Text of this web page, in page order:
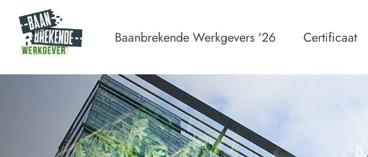
Baanbrekende Werkgevers '26 Certificaat